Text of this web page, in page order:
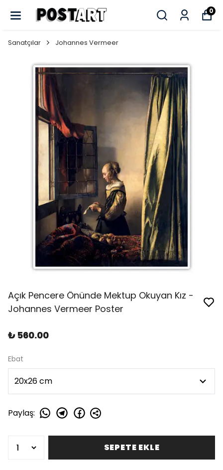
0
Sanatçılar Johannes Vermeer
Açık Pencere Önünde Mektup Okuyan Kız -
Johannes Vermeer Poster
₺ 560.00
Ebat
Paylaş:
SEPETE EKLE